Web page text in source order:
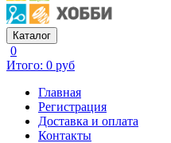
Каталог
0
Итого: 0 руб
Главная
Регистрация
Доставка и оплата
Контакты